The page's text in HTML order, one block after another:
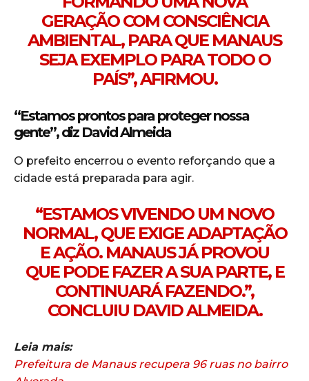
GERAÇÃO COM CONSCIÊNCIA
AMBIENTAL, PARA QUE MANAUS
SEJA EXEMPLO PARA TODO O
PAÍS”, AFIRMOU.
“Estamos prontos para proteger nossa
gente”, diz David Almeida
O prefeito encerrou o evento reforçando que a
cidade está preparada para agir.
“ESTAMOS VIVENDO UM NOVO
NORMAL, QUE EXIGE ADAPTAÇÃO
E AÇÃO. MANAUS JÁ PROVOU
QUE PODE FAZER A SUA PARTE, E
CONTINUARÁ FAZENDO.”,
CONCLUIU DAVID ALMEIDA.
Leia mais:
Prefeitura de Manaus recupera 96 ruas no bairro